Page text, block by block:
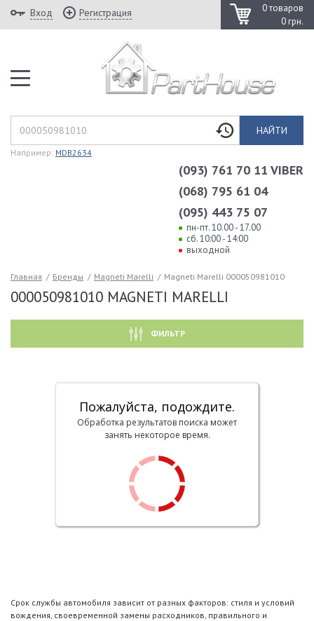
0 товаров
0 грн.
Вход Регистрация
НАЙТИ
Например: MDB2634
(093) 761 70 11 VIBER
(068) 795 61 04
(095) 443 75 07
пн-пт. 10.00 - 17.00
сб. 10:00 - 14:00
выходной
Главная / Бренды / Magneti Marelli / Magneti Marelli 000050981010
000050981010 MAGNETI MARELLI
ФИЛЬТР
Пожалуйста, подождите.
Обработка результатов поиска может
занять некоторое время.
Срок службы автомобиля зависит от разных факторов: стиля и условий
вождения, своевременной замены расходников, правильного и